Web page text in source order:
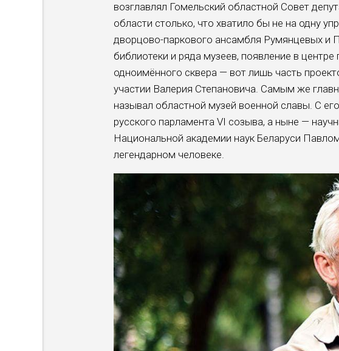
возглав­лял Гомельский областной Совет
области столько, что хватило бы не на одну
дворцово-паркового ансамбля Румянцевых и
библиотеки и ряда музеев, появление в
одноимённого сквера — вот лишь часть
участии Валерия Степановича. Самым же
называл областной музей военной славы. С
русского парламента VI созыва, а ныне —
Национальной академии наук Беларуси
легендарном человеке.